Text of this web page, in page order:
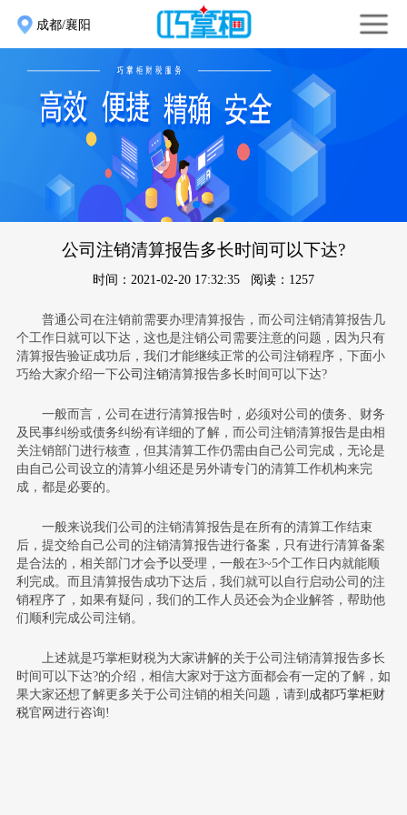
成都/襄阳
公司注销清算报告多长时间可以下达?
时间：2021-02-20 17:32:35 阅读：1257
普通公司在注销前需要办理清算报告，而公司注销清算报告几
个工作日就可以下达，这也是注销公司需要注意的问题，因为只有
清算报告验证成功后，我们才能继续正常的公司注销程序，下面小
巧给大家介绍一下公司注销清算报告多长时间可以下达?
一般而言，公司在进行清算报告时，必须对公司的债务、财务
及民事纠纷或债务纠纷有详细的了解，而公司注销清算报告是由相
关注销部门进行核查，但其清算工作仍需由自己公司完成，无论是
由自己公司设立的清算小组还是另外请专门的清算工作机构来完
成，都是必要的。
一般来说我们公司的注销清算报告是在所有的清算工作结束
后，提交给自己公司的注销清算报告进行备案，只有进行清算备案
是合法的，相关部门才会予以受理，一般在3~5个工作日内就能顺
利完成。而且清算报告成功下达后，我们就可以自行启动公司的注
销程序了，如果有疑问，我们的工作人员还会为企业解答，帮助他
们顺利完成公司注销。
上述就是巧掌柜财税为大家讲解的关于公司注销清算报告多长
时间可以下达?的介绍，相信大家对于这方面都会有一定的了解，如
果大家还想了解更多关于公司注销的相关问题，请到 成都巧掌柜财
税官网进行咨询!